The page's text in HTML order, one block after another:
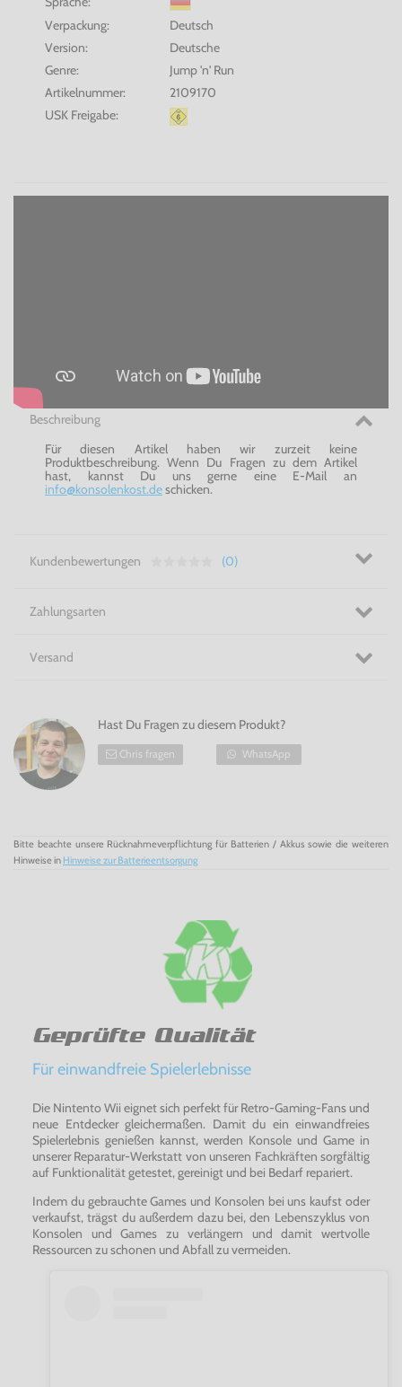
Verpackung:
Deutsch
Version:
Deutsche
Genre:
Jump 'n' Run
Artikelnummer:
2109170
USK Freigabe:
Beschreibung
Für diesen Artikel haben wir zurzeit keine
Produktbeschreibung. Wenn Du Fragen zu dem Artikel
hast, kannst Du uns gerne eine E-Mail an
info@konsolenkost.deschicken.
Kundenbewertungen (0)
Zahlungsarten
Versand
Hast Du Fragen zu diesem Produkt?
Chris fragen WhatsApp
Bitte beachte unsere Rücknahmeverpflichtung für Batterien / Akkus sowie die weiteren
Hinweise in Hinweise zur Batterieentsorgung
Geprüfte Qualität
Für einwandfreie Spielerlebnisse
Die Nintento Wii eignet sich perfekt für Retro-Gaming-Fans und
neue Entdecker gleichermaßen. Damit du ein einwandfreies
Spielerlebnis genießen kannst, werden Konsole und Game in
unserer Reparatur-Werkstatt von unseren Fachkräften sorgfältig
auf Funktionalität getestet, gereinigt und bei Bedarf repariert.
Indem du gebrauchte Games und Konsolen bei uns kaufst oder
verkaufst, trägst du außerdem dazu bei, den Lebenszyklus von
Konsolen und Games zu verlängern und damit wertvolle
Ressourcen zu schonen und Abfall zu vermeiden.